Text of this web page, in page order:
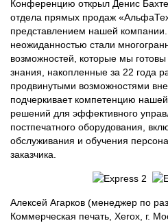
Конференцию открыл Денис
отдела прямых продаж
представлением нашей компании.
неожиданностью стали
возможностей, которые мы
знания, накопленные за 22 года
продвинутыми возможностями
подчеркивает компетенцию
решений для эффективного
постпечатного оборудования,
обслуживания и обучения
заказчика.
Алексей Агарков (менеджер по
Коммерческая печать, Xerox, г.